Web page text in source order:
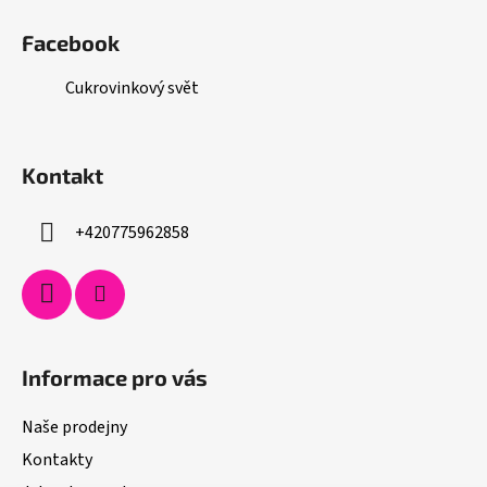
Facebook
Cukrovinkový svět
Kontakt
+420775962858
Informace pro vás
Naše prodejny
Kontakty